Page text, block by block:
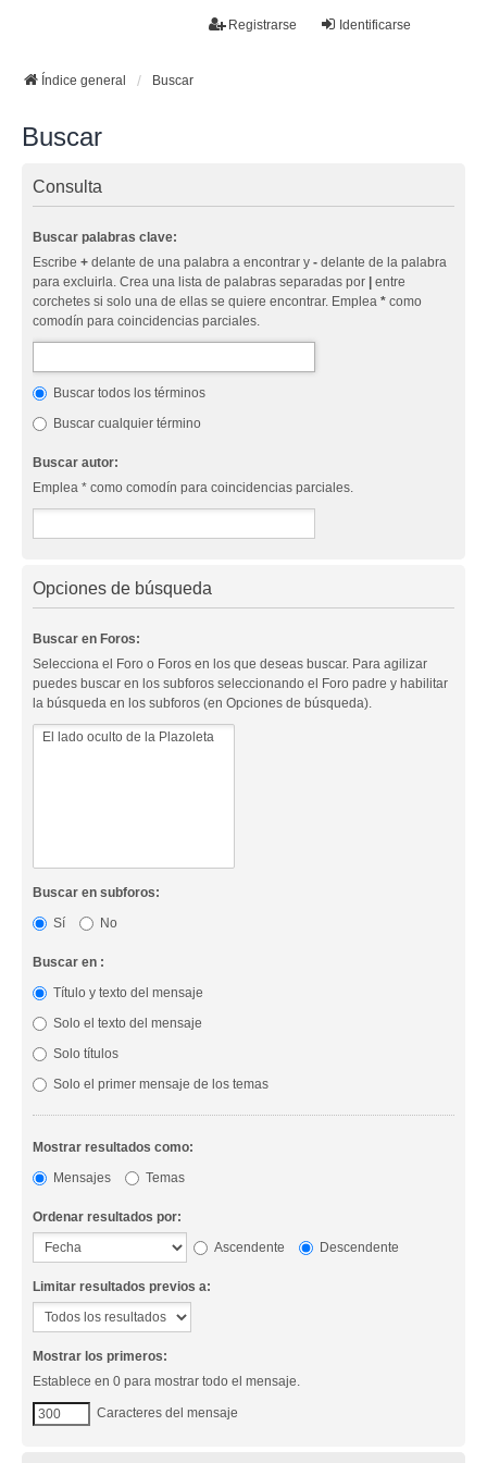
Identificarse
Registrarse
Índice general Buscar
Buscar
Consulta
Buscar palabras clave:
Escribe + delante de una palabra a encontrar y - delante de la palabra
para excluirla. Crea una lista de palabras separadas por
entre
corchetes si solo una de ellas se quiere encontrar. Emplea * como
comodín para coincidencias parciales.
Buscar todos los términos
Buscar cualquier término
Buscar autor:
Emplea * como comodín para coincidencias parciales.
Opciones de búsqueda
Buscar en Foros:
Selecciona el Foro o Foros en los que deseas buscar. Para agilizar
puedes buscar en los subforos seleccionando el Foro padre y habilitar
la búsqueda en los subforos (en Opciones de búsqueda).
Buscar en subforos:
Sí
No
Buscar en :
Título y texto del mensaje
Solo el texto del mensaje
Solo títulos
Solo el primer mensaje de los temas
Mostrar resultados como:
Mensajes
Temas
Ordenar resultados por:
Ascendente
Descendente
Limitar resultados previos a:
Mostrar los primeros:
Establece en 0 para mostrar todo el mensaje.
Caracteres del mensaje